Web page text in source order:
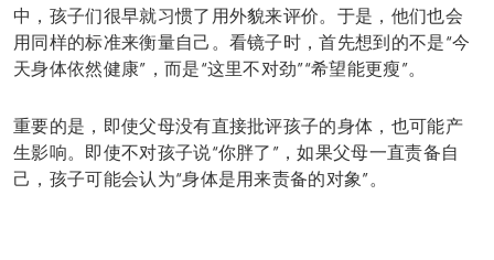
中，孩子们很早就习惯了用外貌来评价。于是，他们也会
用同样的标准来衡量自己。看镜子时，首先想到的不是“今
天身体依然健康”，而是“这里不对劲”“希望能更瘦”。
重要的是，即使父母没有直接批评孩子的身体，也可能产
生影响。即使不对孩子说“你胖了”，如果父母一直责备自
己，孩子可能会认为“身体是用来责备的对象”。